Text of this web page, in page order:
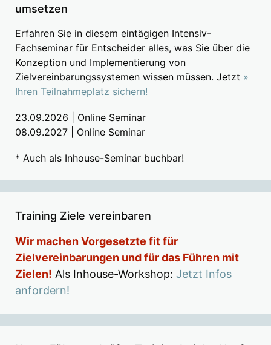
umsetzen
Erfahren Sie in diesem eintägigen Intensiv-
Fachseminar für Entscheider alles, was Sie über die
Konzeption und Implementierung von
Zielvereinbarungssystemen wissen müssen. Jetzt »
Ihren Teilnahmeplatz sichern!
23.09.2026 | Online Seminar
08.09.2027 | Online Seminar
* Auch als Inhouse-Seminar buchbar!
Training Ziele vereinbaren
Wir machen Vorgesetzte fit für
Zielvereinbarungen und für das Führen mit
Zielen! Als Inhouse-Workshop: Jetzt Infos
anfordern!